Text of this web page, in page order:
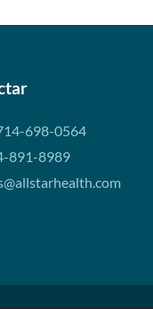
698-0564
891-8989